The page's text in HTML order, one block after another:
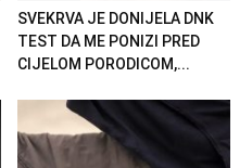
SVEKRVA JE DONIJELA DNK
TEST DA ME PONIZI PRED
CIJELOM PORODICOM,...